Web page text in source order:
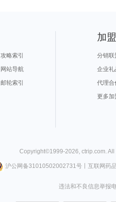
攻略索引
网站导航
邮轮索引
加
分销联
企业礼
代理合
更多加
Copyright©1999-2026 ctrip.com .
沪公网备31010502002731号丨 互联网药
违法和不良信息举报